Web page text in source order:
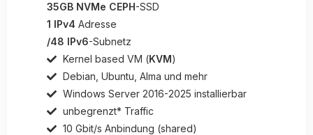
35GB NVMe CEPH-SSD
1 IPv4 Adresse
/48 IPv6-Subnetz
Kernel based VM (KVM)
Debian, Ubuntu, Alma und mehr
Windows Server 2016-2025 installierbar
unbegrenzt* Traffic
10 Gbit/s Anbindung (shared)